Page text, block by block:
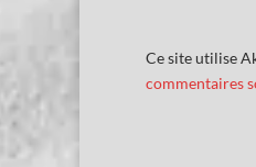
Ce site utilise
commentaires